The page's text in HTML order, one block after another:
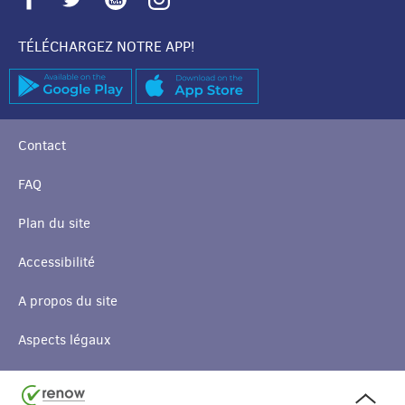
TÉLÉCHARGEZ NOTRE APP!
Contact
FAQ
Plan du site
Accessibilité
A propos du site
Aspects légaux